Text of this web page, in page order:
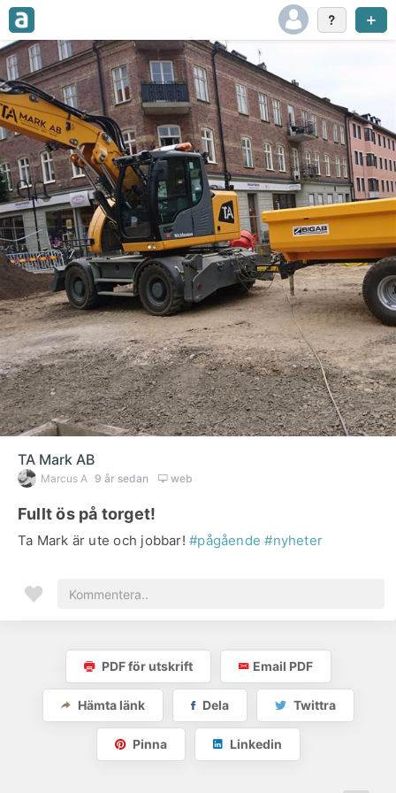
TA Mark AB
Marcus A 9 år sedan web
Fullt ös på torget!
Ta Mark är ute och jobbar!#pågående #nyheter
PDF för utskrift Email PDF
Hämta länk Dela Twittra
Pinna Linkedin